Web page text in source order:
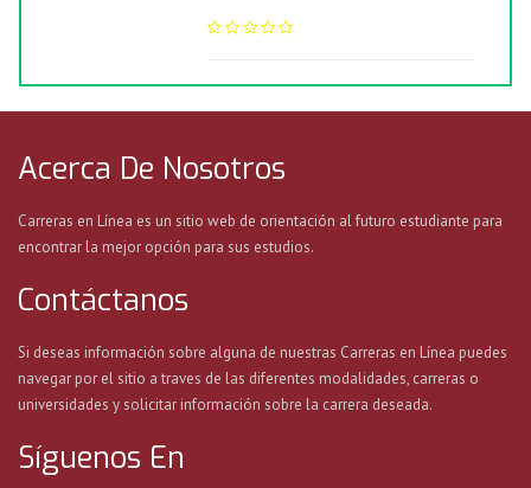
Acerca De Nosotros
Carreras en Línea es un sitio web de orientación al futuro estudiante para
encontrar la mejor opción para sus estudios.
Contáctanos
Si deseas información sobre alguna de nuestras Carreras en Línea puedes
navegar por el sitio a traves de las diferentes modalidades, carreras o
universidades y solicitar información sobre la carrera deseada.
Síguenos En